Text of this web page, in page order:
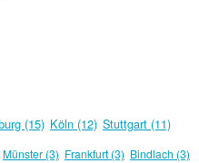
(15) Köln (12) Stuttgart (11)
Münster (3) Frankfurt (3) Bindlach (3)